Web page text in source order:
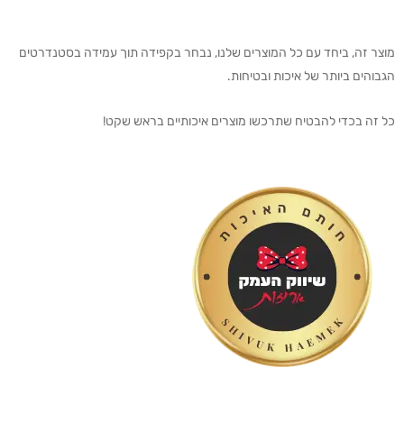
מוצר זה, ביחד עם כל המוצרים שלנו, נבחר בקפידה תוך עמידה בסטנדרטים
הגבוהים ביותר של איכות ובטיחות.
כל זה בכדי להבטיח שתרכשו מוצרים איכותיים בראש שקט!